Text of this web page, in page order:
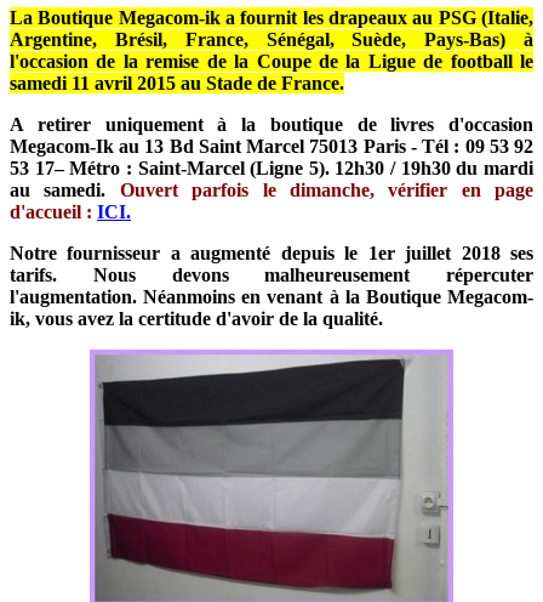
La Boutique Megacom-ik a fournit les drapeaux au PSG (Italie,
Argentine, Brésil, France, Sénégal, Suède, Pays-Bas) à
l'occasion de la remise de la Coupe de la Ligue de football le
samedi 11 avril 2015 au Stade de France.
A retirer uniquement à la boutique de livres d'occasion
Megacom-Ik au 13 Bd Saint Marcel 75013 Paris - Tél : 09 53 92
53 17– Métro : Saint-Marcel (Ligne 5). 12h30 / 19h30 du mardi
au samedi. Ouvert parfois le dimanche, vérifier en page
d'accueil : ICI.
Notre fournisseur a augmenté depuis le 1er juillet 2018 ses
tarifs. Nous devons malheureusement répercuter
l'augmentation. Néanmoins en venant à la Boutique Megacom-
ik, vous avez la certitude d'avoir de la qualité.